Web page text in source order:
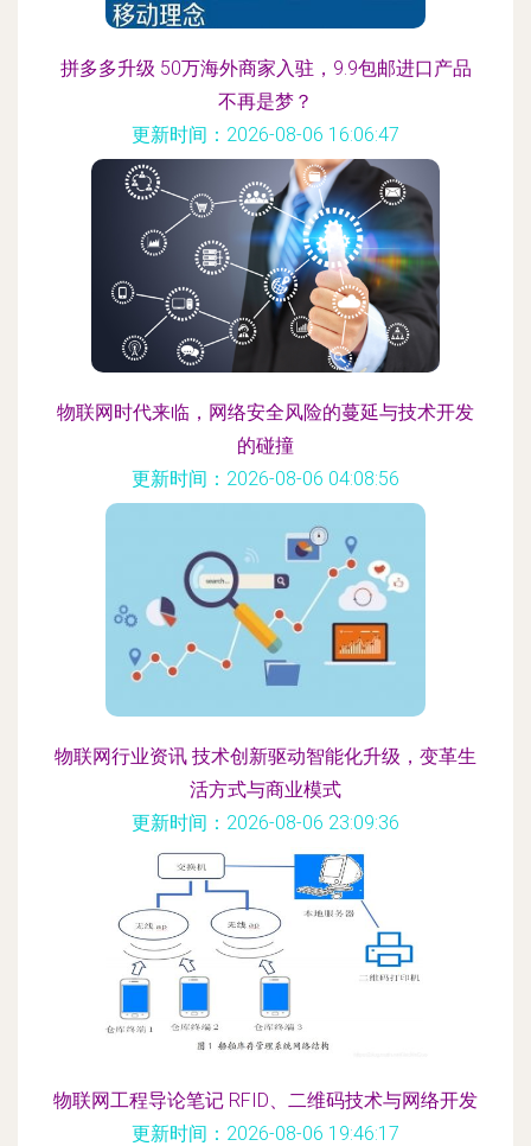
拼多多升级 50万海外商家入驻，9.9包邮进口产品
不再是梦？
更新时间：2026-08-06 16:06:47
物联网时代来临，网络安全风险的蔓延与技术开发
的碰撞
更新时间：2026-08-06 04:08:56
物联网行业资讯 技术创新驱动智能化升级，变革生
活方式与商业模式
更新时间：2026-08-06 23:09:36
物联网工程导论笔记 RFID、二维码技术与网络开发
更新时间：2026-08-06 19:46:17